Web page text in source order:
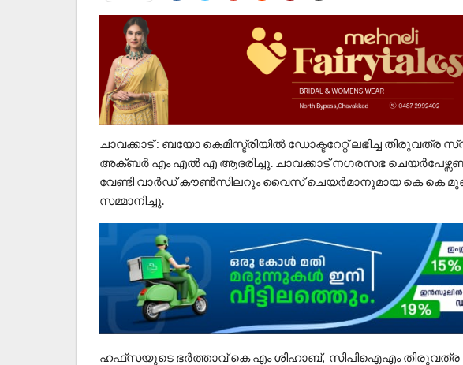
ചാവക്കാട് : ബയോ കെമിസ്ട്രിയിൽ ഡോക്ടറേറ്റ് ലഭിച്ച
അക്ബർ എം എൽ എ ആദരിച്ചു. ചാവക്കാട് നഗരസഭ ചെയർപേഴ്സൺ
വേണ്ടി വാർഡ്‌ കൗൺസിലറും വൈസ് ചെയർമാനുമായ കെ കെ
സമ്മാനിച്ചു.
ഹഫ്‌സയുടെ ഭർത്താവ് കെ എം ശിഹാബ്, സിപിഐഎം തിരുവത്ര